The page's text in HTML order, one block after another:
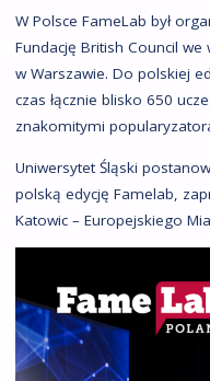
W Polsce FameLab był
Fundację British Council we
w Warszawie. Do polskiej
czas łącznie blisko 650
znakomitymi
Uniwersytet Śląski
polską edycję Famelab,
Katowic – Europejskiego